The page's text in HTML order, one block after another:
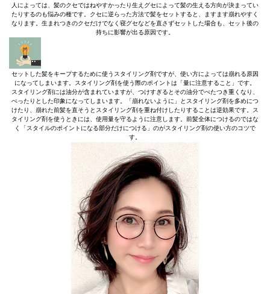
人によっては、髪のクセではねやすかったり生えグセによって髪の生える方向が決まってい
たりするのも悩みの種です。クセに逆らった方法で髪をセットすると、ますます崩れやすく
なります。生まれつきのクセだけでなく寝グセなどを直さずセットした場合も、セット後の
持ちに影響が出る原因です。
セットした髪をキープするために使うスタイリング剤ですが、使い方によっては崩れる原因
になってしまいます。スタイリング剤を使う際のポイントは「量に注意すること」です。
スタイリング剤には油分が含まれていますが、つけすぎるとその油分でべたつき重くなり、
ぺったりとした印象になってしまいます。「崩れないように」とスタイリング剤を多めにつ
けたり、崩れた前髪を直そうとスタイリング剤を重ね付けしたりすることは逆効果です。ス
タイリング剤を使うときには、使用量を守るように注意します。前髪全体につけるのではな
く「スタイルのポイントになる部分だけにつける」のがスタイリング剤の使い方のコツで
す。